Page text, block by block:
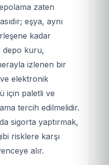
zaten
eşya, aynı
kadar
depo kuru,
izlenen bir
elektronik
için paletli ve
tercih edilmelidir.
sigorta yaptırmak,
risklere karşı
alır.